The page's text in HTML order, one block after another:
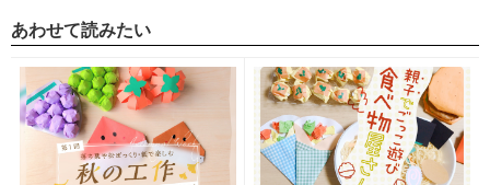
あわせて読みたい